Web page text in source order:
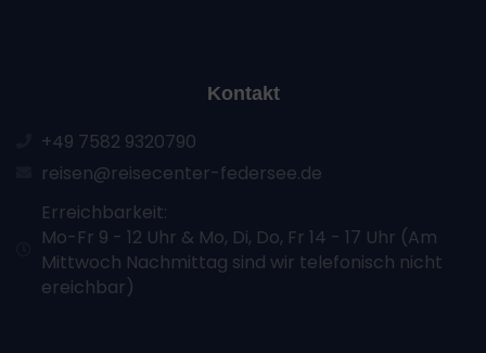
Kontakt
+49 7582 9320790
reisen@reisecenter-federsee.de
Erreichbarkeit:
Mo-Fr 9 - 12 Uhr & Mo, Di, Do, Fr 14 - 17 Uhr (Am
Mittwoch Nachmittag sind wir telefonisch nicht
ereichbar)